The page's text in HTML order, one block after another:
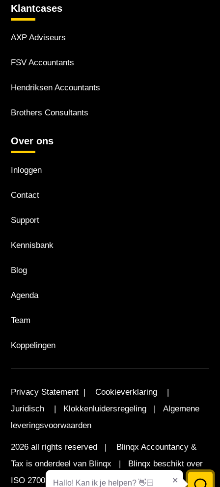
Klantcases
AXP Adviseurs
FSV Accountants
Hendriksen Accountants
Brothers Consultants
Over ons
Inloggen
Contact
Support
Kennisbank
Blog
Agenda
Team
Koppelingen
Privacy Statement |Cookieverklaring
|
Juridisch | Klokkenluidersregeling |
Algemene
leveringsvoorwaarden
2026 all rights reserved | Blinqx Accountancy &
Tax is onderdeel van Blinqx | Blinqx beschikt over
ISO 27001 certificeringHallo! Kan ik je helpen? 👋🏻